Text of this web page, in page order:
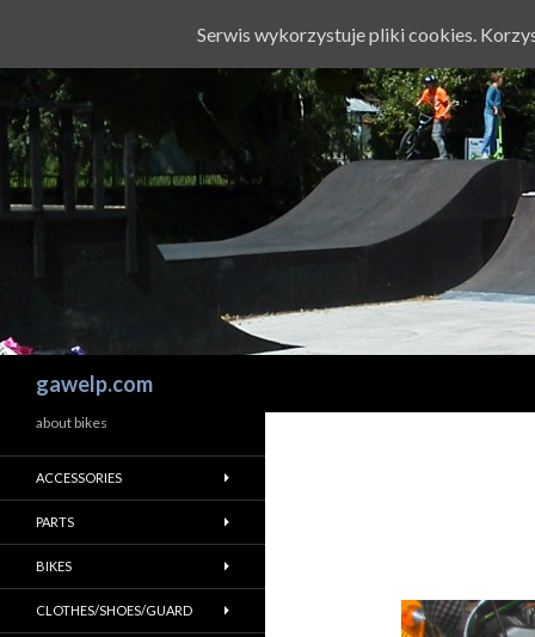
gawelp.com
about bikes
ACCESSORIES
PARTS
BIKES
CLOTHES/SHOES/GUARD
Serwis wykorzystuje pliki cookies.